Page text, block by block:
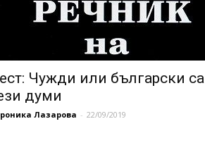
Чужди или български са
думи
Лазарова - 22/09/2019